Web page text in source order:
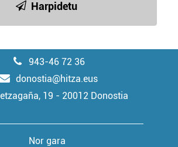
Harpidetu
943-46 72 36
donostia@hitza.eus
19 - 20012 Donostia
Nor gara